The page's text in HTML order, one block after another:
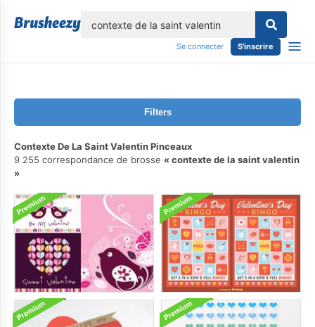
Se connecter S'inscrire
Filters
Contexte De La Saint Valentin Pinceaux
9 255 correspondance de brosse
contexte de la saint valentin